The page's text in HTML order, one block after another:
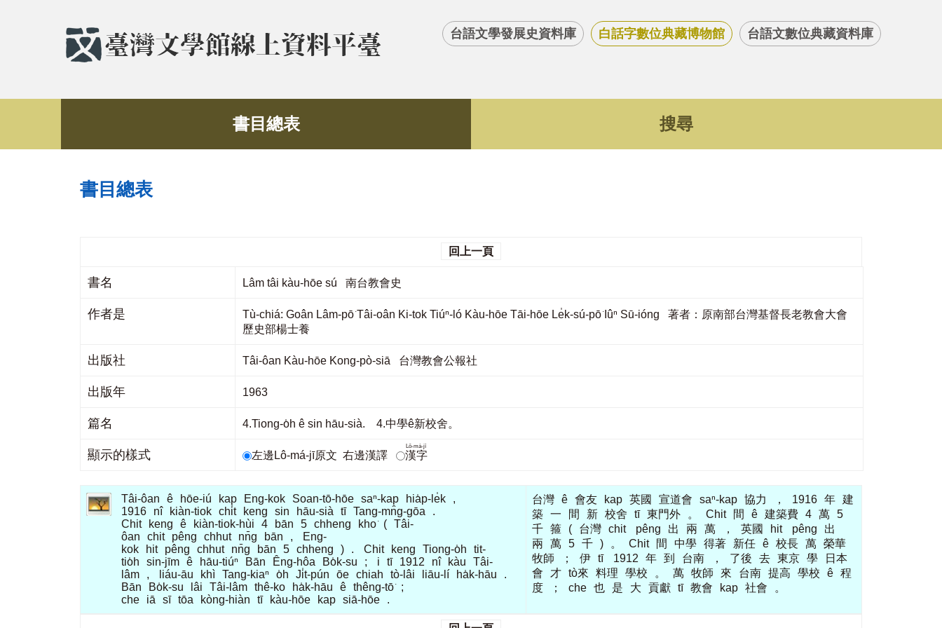
台語文學發展史資料庫 白話字數位典藏博物館 台語文數位典藏資料庫
書目總表 搜尋
書目總表
回上一頁
書名 Lâm tâi kàu-hōe sú 南台教會史
作者是
Tù-chiá: Goân Lâm-pō͘ Tâi-oân Ki-tok Tiúⁿ-ló Kàu-hōe Tāi-hōe Le̍k-sú-pō͘ Iûⁿ Sū-ióng 著者：原南部台灣基督長老教會大會
歷史部楊士養
出版社 Tâi-ôan Kàu-hōe Kong-pò-siā 台灣教會公報社
出版年 1963
篇名 4.Tiong-o̍h ê sin hāu-sià. 4.中學ê新校舍。
顯示的樣式 左邊Lô-má-jī原文 右邊漢譯 漢字
Lô-má-jī
Tâi-ôan ê hōe-iú kap Eng-kok Soan-tō-hōe saⁿ-kap hia̍p-le̍k
,
1916
nî kiàn-tiok chi̍t keng sin hāu-sià tī Tang-mn̂g-gōa
.
Chit
keng ê kiàn-tiok-hùi 4 bān 5 chheng kho͘ ( Tâi-
ôan
chit pêng chhut nn̄g bān ,
Eng-
kok
hit pêng chhut nn̄g bān 5 chheng ) . Chit keng Tiong-o̍h
tit-
tio̍h
sin-jīm ê hāu-tiúⁿ Bān Êng-hôa Bo̍k-su ; i tī 1912 nî kàu
Tâi-
lâm
, liáu-āu khì Tang-kiaⁿ o̍h Ji̍t-pún ōe chiah tò-lâi liāu-lí ha̍k-hāu
.
Bān
Bo̍k-su lâi Tâi-lâm thê-ko ha̍k-hāu ê thêng-tō͘
;
che
iā sī tōa kòng-hiàn tī kàu-hōe kap siā-hōe .
台灣 ê 會友 kap 英國 宣道會 saⁿ-kap 協力 ， 1916 年 建
築 一 間 新 校舍 tī 東門外 。 Chit 間 ê 建築費 4 萬 5
千 箍 ( 台灣 chit pêng 出 兩 萬 ， 英國 hit pêng
出
兩
萬 5 千 ) 。 Chit 間 中學 得著 新任 ê 校長 萬 榮華
牧師
； 伊 tī 1912 年 到 台南 ， 了後 去 東京 學
日本
會
才 tò來 料理 學校 。 萬 牧師 來 台南 提高 學校 ê 程
度
； che 也 是 大 貢獻 tī 教會 kap 社會 。